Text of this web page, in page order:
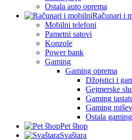
Ostala auto oprema
Računari i
Mobilni telefoni
Pametni satovi
Konzole
Power bank
Gaming
Gaming oprema
Džojstici i
Gejmerske
Gaming
Gaming
Ostala
Pet šhop
Svaštara